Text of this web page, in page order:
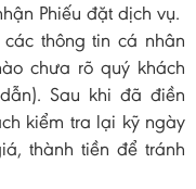
Phiếu đặt dịch vụ.
thông tin cá nhân
chưa rõ quý khách
Sau khi đã điền
kiểm tra lại kỹ ngày
thành tiền để tránh